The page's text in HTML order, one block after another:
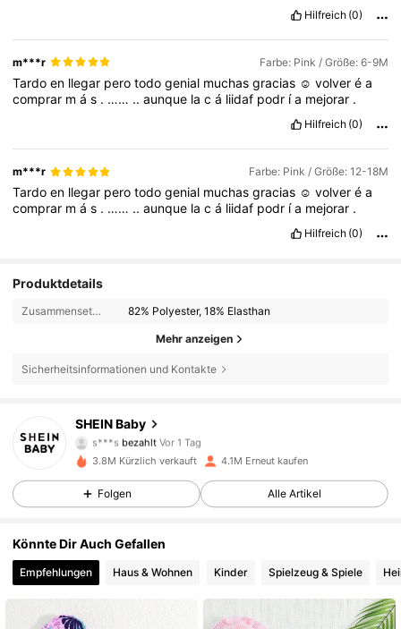
Hilfreich (0)
m***r Farbe: Pink / Größe: 6-9M
Tardoen llegar perotodogenial muchasgracias ☺️volveréa
comprar más . …… ..aunque lacá liidaf podr ía mejorar .
Hilfreich (0)
m***r Farbe: Pink / Größe: 12-18M
Tardoen llegar perotodogenial muchasgracias ☺️volveréa
comprar más . …… ..aunque lacá liidaf podr ía mejorar .
Hilfreich (0)
Produktdetails
Zusammensetzung: 82% Polyester, 18% Elasthan
Mehr anzeigen
Sicherheitsinformationen und Kontakte
SHEIN Baby
4,92
742K Follower
s***s bezahlt Vor 1 Tag
4,92
4,92 742K Follower
3.8M Kürzlich verkauft 4.1M Erneut kaufen
Folgen Alle Artikel
Könnte Dir Auch Gefallen
Empfehlungen Haus & Wohnen Kinder Spielzeug & Spiele